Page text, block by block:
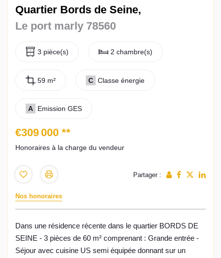
Quartier Bords de Seine,
Le port marly 78560
3 pièce(s) 2 chambre(s)
59 m² C Classe énergie
A Emission GES
€309 000 **
Honoraires à la charge du vendeur
Partager :
Nos honoraires
Dans une résidence récente dans le quartier BORDS DE
SEINE - 3 pièces de 60 m² comprenant : Grande entrée -
Séjour avec cuisine US semi équipée donnant sur un